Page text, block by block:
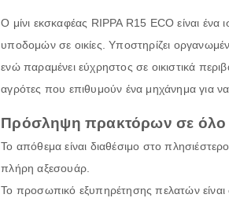
Ο μίνι εκσκαφέας RIPPA R15 ECO είναι
υποδομών σε οικίες. Υποστηρίζει
ενώ παραμένει εύχρηστος σε οικιστικά
αγρότες που επιθυμούν ένα μηχάνημα για να
Πρόσληψη πρακτόρων σε όλο
Το απόθεμα είναι διαθέσιμο στο
πλήρη αξεσουάρ.
Το προσωπικό εξυπηρέτησης πελατών